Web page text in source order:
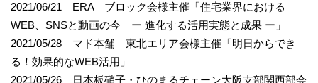
2021/06/21 ERA ブロック会様主催「住宅業界における
WEB、SNSと動画の今 ー 進化する活用実態と成果 ー」
2021/05/28 マド本舗 東北エリア会様主催「明日からでき
る！効果的なWEB活用」
2021/05/26 日本板硝子・ひのまるチェーン大阪支部関西部会